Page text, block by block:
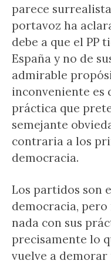
parece
portavoz ha
debe a que el PP
España y no de
admirable
inconveniente es
práctica que
semejante
contraria a los
democracia.
Los partidos son
democracia,
nada con sus
precisamente lo
vuelve a demorar